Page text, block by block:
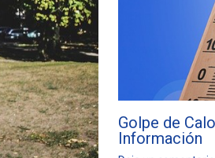
Golpe de
Información